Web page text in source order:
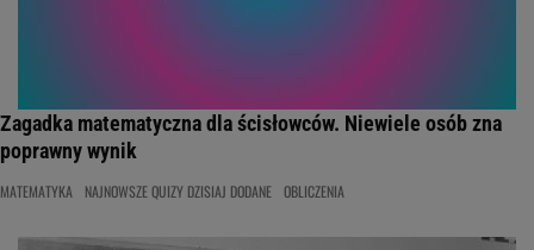
Zagadka matematyczna dla ścisłowców. Niewiele osób zna
poprawny wynik
MATEMATYKA NAJNOWSZE QUIZY DZISIAJ DODANE OBLICZENIA